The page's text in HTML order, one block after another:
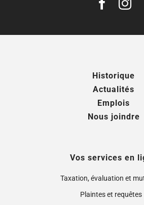
Historique
Actualités
Emplois
Nous joindre
Vos services en
Taxation, évaluation et
Plaintes et requêtes